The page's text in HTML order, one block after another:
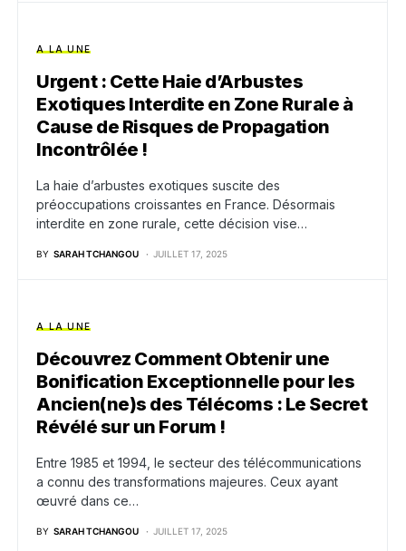
A LA UNE
Urgent : Cette Haie d’Arbustes
Exotiques Interdite en Zone Rurale à
Cause de Risques de Propagation
Incontrôlée !
La haie d’arbustes exotiques suscite des
préoccupations croissantes en France. Désormais
interdite en zone rurale, cette décision vise…
BY SARAH TCHANGOU JUILLET 17, 2025
A LA UNE
Découvrez Comment Obtenir une
Bonification Exceptionnelle pour les
Ancien(ne)s des Télécoms : Le Secret
Révélé sur un Forum !
Entre 1985 et 1994, le secteur des télécommunications
a connu des transformations majeures. Ceux ayant
œuvré dans ce…
BY SARAH TCHANGOU JUILLET 17, 2025